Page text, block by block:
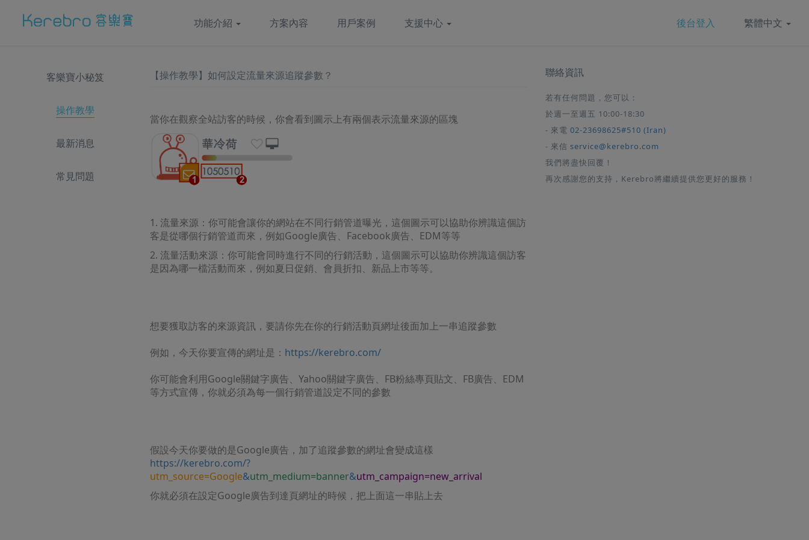
功能介紹 方案內容 用戶案例 支援中心 後台登入 繁體中文
客樂寶小秘笈
操作教學
最新消息
常見問題
【操作教學】如何設定流量來源追蹤參數？
當你在觀察全站訪客的時候，你會看到圖示上有兩個表示流量來源的區塊
1. 流量來源：你可能會讓你的網站在不同行銷管道曝光，這個圖示可以協助你辨識這個訪
客是從哪個行銷管道而來，例如Google廣告、Facebook廣告、EDM等等
2. 流量活動來源：你可能會同時進行不同的行銷活動，這個圖示可以協助你辨識這個訪客
是因為哪一檔活動而來，例如夏日促銷、會員折扣、新品上市等等。
想要獲取訪客的來源資訊，要請你先在你的行銷活動頁網址後面加上一串追蹤參數
例如，今天你要宣傳的網址是： https://kerebro.com/
你可能會利用Google關鍵字廣告、Yahoo關鍵字廣告、FB粉絲專頁貼文、FB廣告、EDM
等方式宣傳，你就必須為每一個行銷管道設定不同的參數
假設今天你要做的是Google廣告，加了追蹤參數的網址會變成這樣
https://kerebro.com/?
utm_source=Google&utm_medium=banner&utm_campaign=new_arrival
你就必須在設定Google廣告到達頁網址的時候，把上面這一串貼上去
聯絡資訊
若有任何問題，您可以：
於週一至週五 10:00-18:30
- 來電 02-23698625#510 (Iran)
- 來信 service@kerebro.com
我們將盡快回覆！
再次感謝您的支持，Kerebro將繼續提供您更好的服務！